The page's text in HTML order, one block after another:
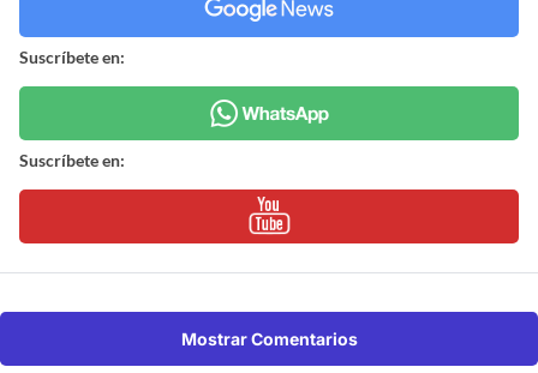
Suscríbete en:
Suscríbete en:
Mostrar Comentarios